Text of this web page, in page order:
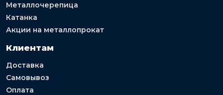
Металлочерепица
Катанка
Акции на металлопрокат
Клиентам
Доставка
Самовывоз
Оплата